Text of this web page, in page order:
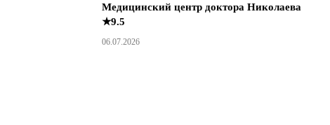
Медицинский центр доктора Николаева
★9.5
06.07.2026